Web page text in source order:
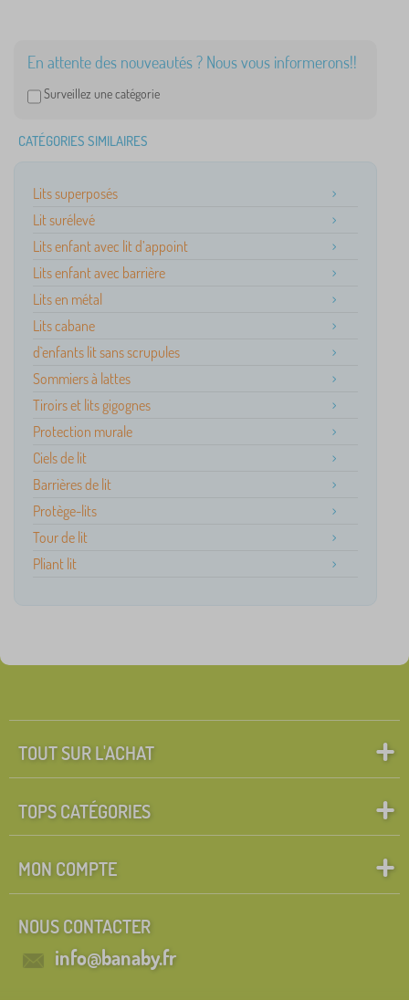
En attente des nouveautés ? Nous vous informerons!!
Surveillez une catégorie
CATÉGORIES SIMILAIRES
Lits superposés
Lit surélevé
Lits enfant avec lit d’appoint
Lits enfant avec barrière
Lits en métal
Lits cabane
d`enfants lit sans scrupules
Sommiers à lattes
Tiroirs et lits gigognes
Protection murale
Ciels de lit
Barrières de lit
Protège-lits
Tour de lit
Pliant lit
TOUT SUR L'ACHAT
TOPS CATÉGORIES
MON COMPTE
NOUS CONTACTER
info@banaby.fr